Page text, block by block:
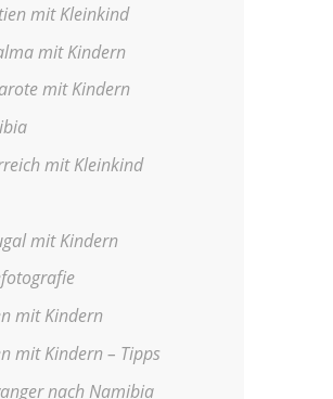
mit Kleinkind
mit Kindern
mit Kindern
mit Kleinkind
mit Kindern
mit Kindern
mit Kindern – Tipps
nach Namibia